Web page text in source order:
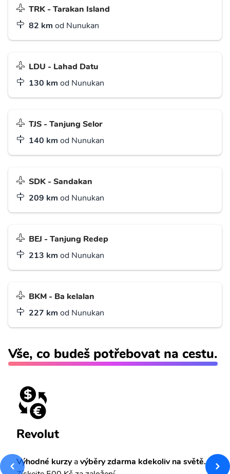
TRK - Tarakan Island
82 km od Nunukan
LDU - Lahad Datu
130 km od Nunukan
TJS - Tanjung Selor
140 km od Nunukan
SDK - Sandakan
209 km od Nunukan
BEJ - Tanjung Redep
213 km od Nunukan
BKM - Ba kelalan
227 km od Nunukan
Vše, co budeš potřebovat na cestu.
Revolut
Výhodné kurzyavýběry zdarma kdekoliv na světě.